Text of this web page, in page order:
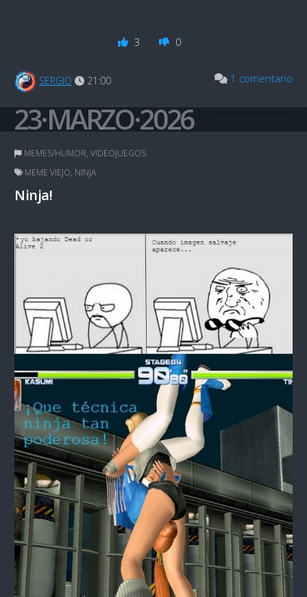
3 0
SERGIO 21:00 1 comentario
23·MARZO·2026
MEMES/HUMOR, VIDEOJUEGOS
MEME VIEJO, NINJA
Ninja!